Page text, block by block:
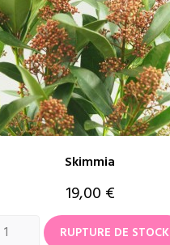
Skimmia
Prix
19,00 €
RUPTURE DE STOCK